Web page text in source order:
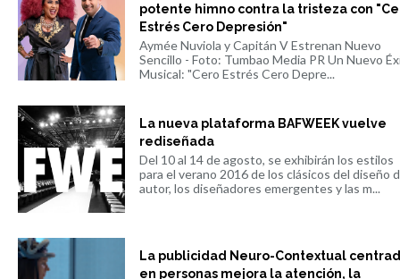
potente himno contra la tristeza con
Estrés Cero Depresión"
Aymée Nuviola y Capitán V Estrenan Nuevo
Sencillo - Foto: Tumbao Media PR Un Nuevo
Musical: "Cero Estrés Cero Depre...
La nueva plataforma BAFWEEK vuelve
rediseñada
Del 10 al 14 de agosto, se exhibirán los estilos
para el verano 2016 de los clásicos del diseño
autor, los diseñadores emergentes y las m...
La publicidad Neuro-Contextual
en personas mejora la atención, la